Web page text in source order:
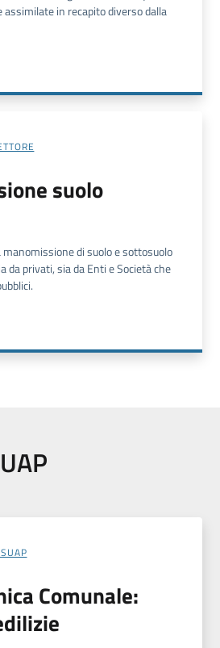
assimilate in recapito diverso dalla
suolo
di suolo e sottosuolo
da privati, sia da Enti e Società che
Comunale: